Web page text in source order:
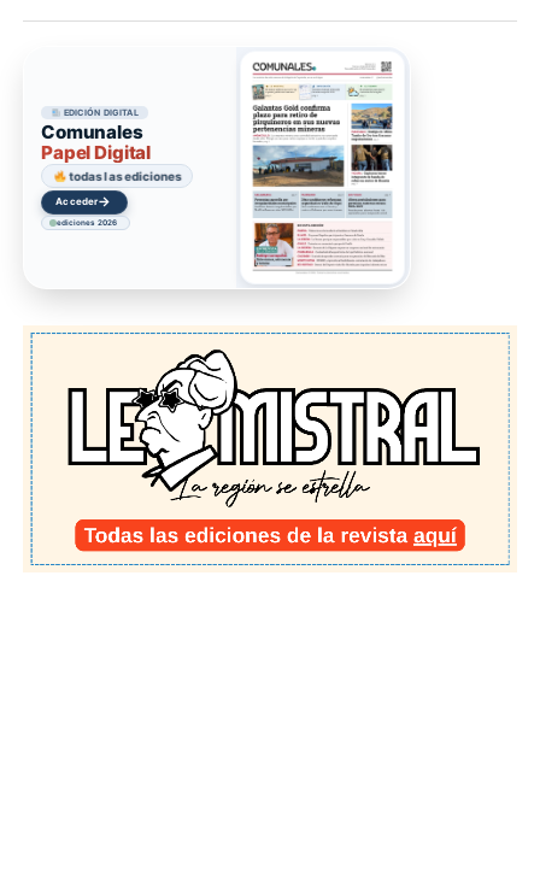
EDICIÓN DIGITAL
Comunales
Papel Digital
todas las ediciones
Acceder→
ediciones 2026